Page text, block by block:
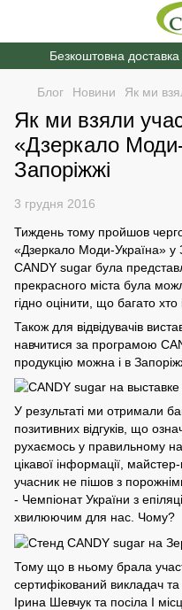
Безкоштовна
Блог Новини Як ми
Як ми взяли
«Дзеркало
Запоріжжі
3 грудня 2016
Тиждень тому пройшов
«Дзеркало Моди-Україна» у
CANDY sugar була
прекрасного міста була
гідно оцінити, що багато хто
Також для відвідувачів
навчитися за програмою
продукцію можна і в
У результаті ми отримали
позитивних відгуків, що
рухаємось у правильному
цікавої інформації,
учасник не пішов з
- Чемпіонат України з
хвилюючим для нас. Чому?
Тому що в ньому брала
сертифікований викладач
Ірина Шевчук та посіла І